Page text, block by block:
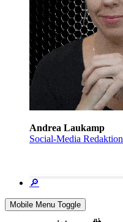
Andrea Laukamp
Social-Media Redaktion
🔎
Mobile Menu Toggle